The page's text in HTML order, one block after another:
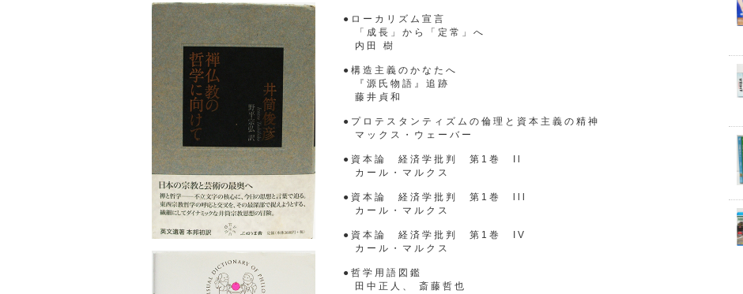
●ローカリズム宣言
「成長」から「定常」へ
内田 樹
●構造主義のかなたへ
『源氏物語』追跡
藤井貞和
●プロテスタンティズムの倫理と資本主義の精神
マックス・ウェーバー
●資本論 経済学批判 第1巻 Il
カール・マルクス
●資本論 経済学批判 第1巻 lll
カール・マルクス
●資本論 経済学批判 第1巻 IV
カール・マルクス
●哲学用語図鑑
田中正人、 斎藤哲也